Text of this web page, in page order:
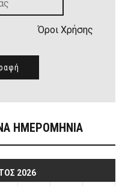
Όροι Χρήσης
ΗΜΕΡΟΜΗΝΙΑ
2026